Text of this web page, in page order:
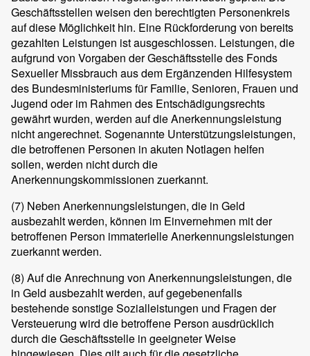
Geschäftsstellen weisen den berechtigten Personenkreis
auf diese Möglichkeit hin. Eine Rückforderung von bereits
gezahlten Leistungen ist ausgeschlossen. Leistungen, die
aufgrund von Vorgaben der Geschäftsstelle des Fonds
Sexueller Missbrauch aus dem Ergänzenden Hilfesystem
des Bundesministeriums für Familie, Senioren, Frauen und
Jugend oder im Rahmen des Entschädigungsrechts
gewährt wurden, werden auf die Anerkennungsleistung
nicht angerechnet. Sogenannte Unterstützungsleistungen,
die betroffenen Personen in akuten Notlagen helfen
sollen, werden nicht durch die
Anerkennungskommissionen zuerkannt.
(7) Neben Anerkennungsleistungen, die in Geld
ausbezahlt werden, können im Einvernehmen mit der
betroffenen Person immaterielle Anerkennungsleistungen
zuerkannt werden.
(8) Auf die Anrechnung von Anerkennungsleistungen, die
in Geld ausbezahlt werden, auf gegebenenfalls
bestehende sonstige Sozialleistungen und Fragen der
Versteuerung wird die betroffene Person ausdrücklich
durch die Geschäftsstelle in geeigneter Weise